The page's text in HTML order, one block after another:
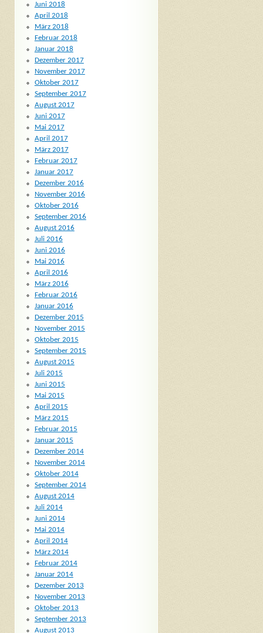
Juni 2018
April 2018
März 2018
Februar 2018
Januar 2018
Dezember 2017
November 2017
Oktober 2017
September 2017
August 2017
Juni 2017
Mai 2017
April 2017
März 2017
Februar 2017
Januar 2017
Dezember 2016
November 2016
Oktober 2016
September 2016
August 2016
Juli 2016
Juni 2016
Mai 2016
April 2016
März 2016
Februar 2016
Januar 2016
Dezember 2015
November 2015
Oktober 2015
September 2015
August 2015
Juli 2015
Juni 2015
Mai 2015
April 2015
März 2015
Februar 2015
Januar 2015
Dezember 2014
November 2014
Oktober 2014
September 2014
August 2014
Juli 2014
Juni 2014
Mai 2014
April 2014
März 2014
Februar 2014
Januar 2014
Dezember 2013
November 2013
Oktober 2013
September 2013
August 2013